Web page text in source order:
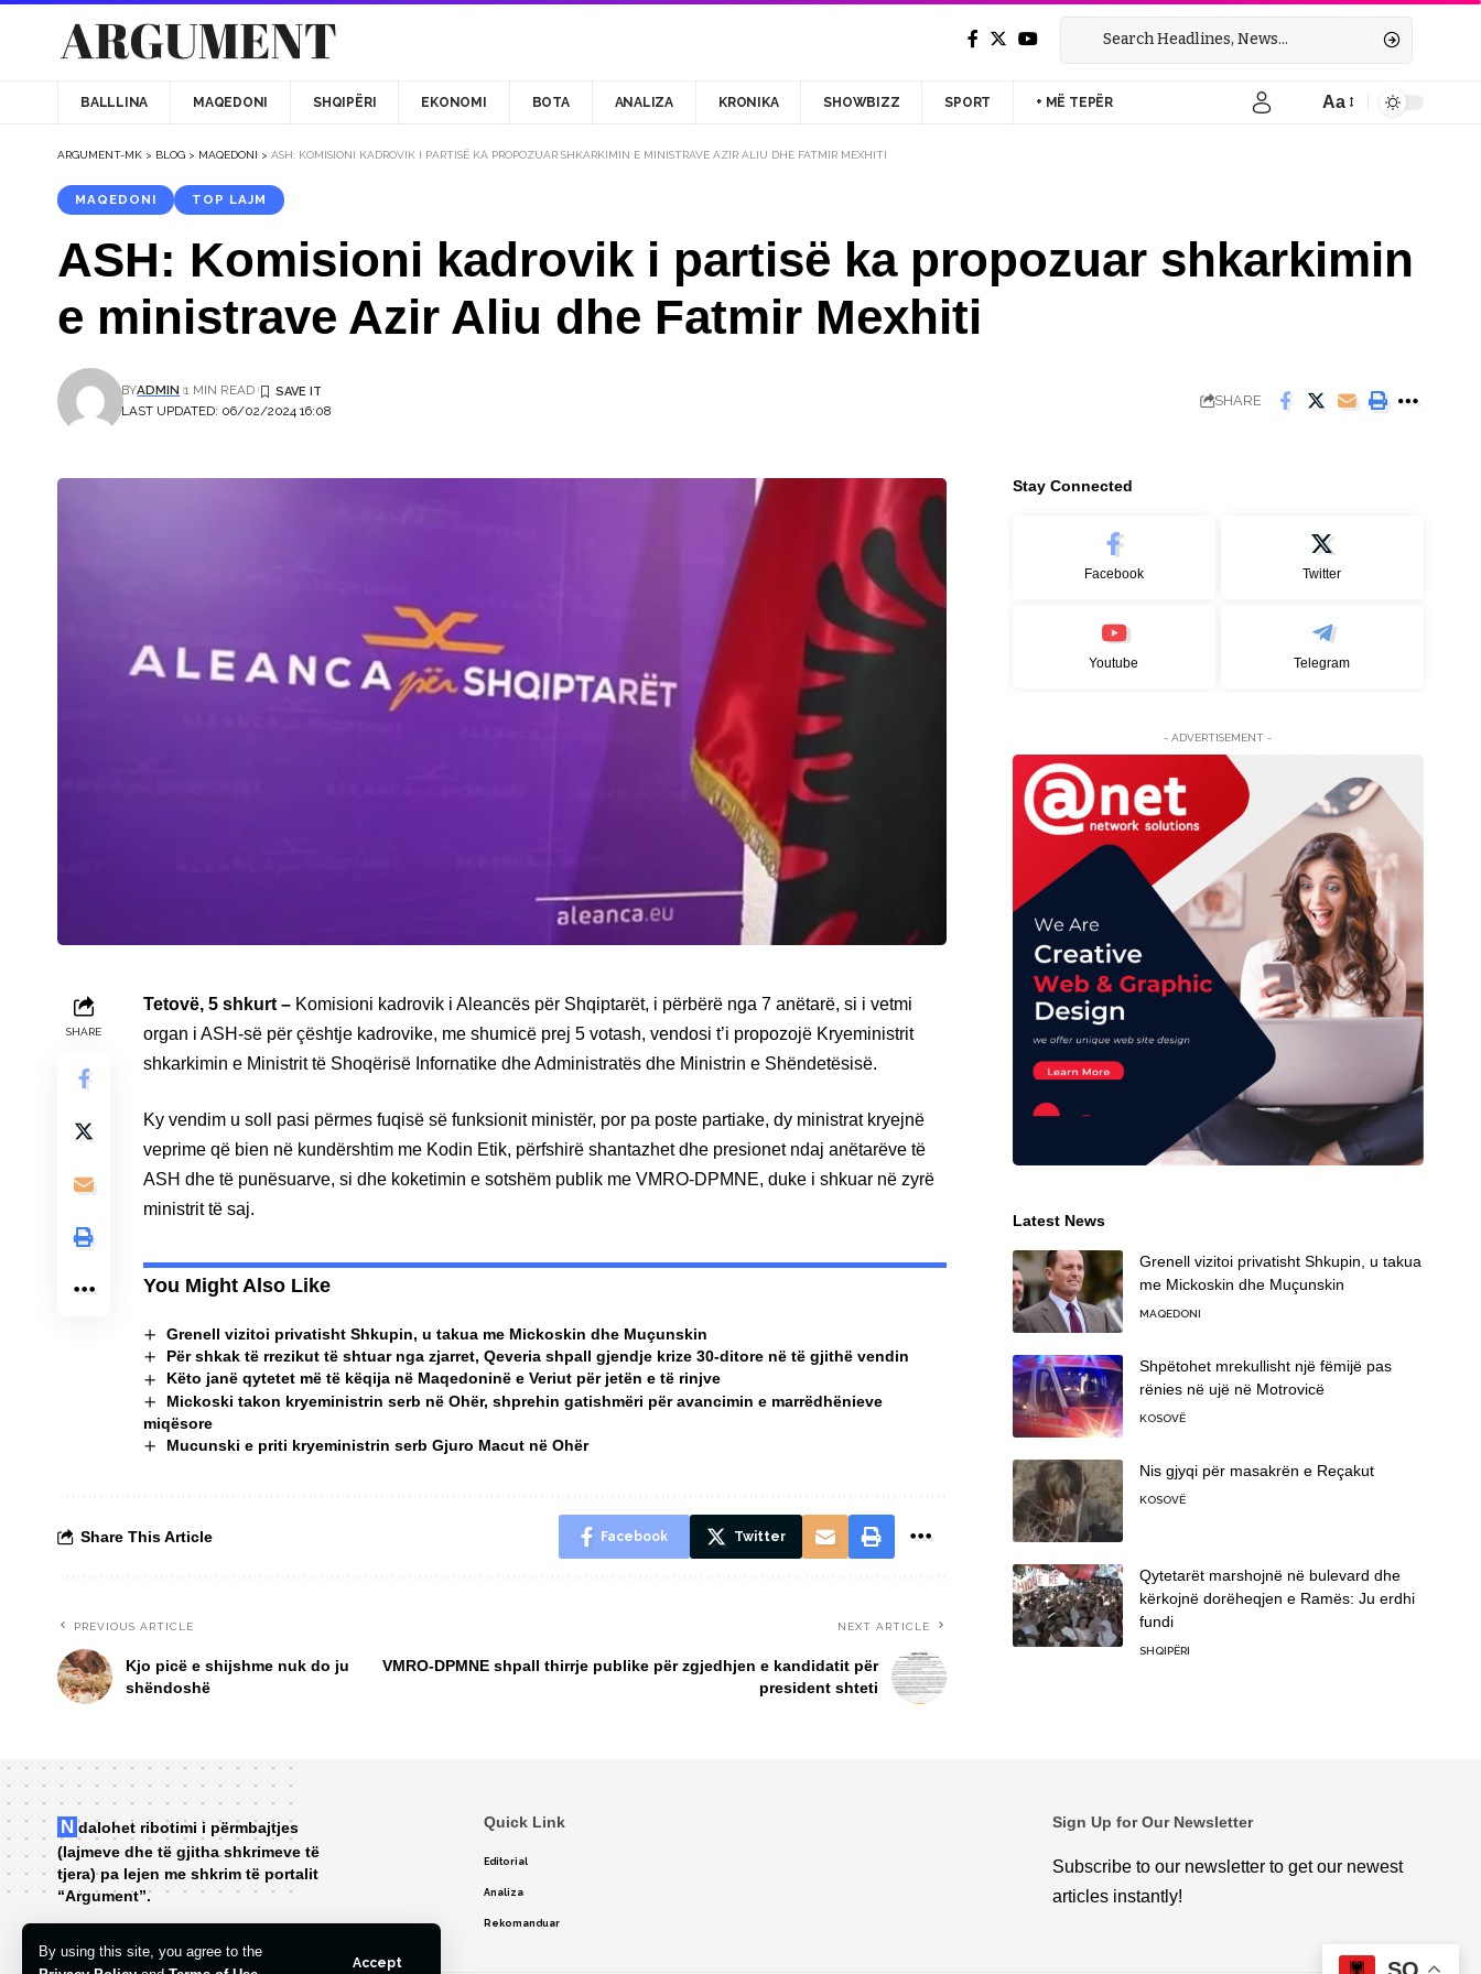
By using this site, you agree to the
Accept
BALLLINA MAQEDONI SHQIPËRI EKONOMI BOTA ANALIZA KRONIKA SHOWBIZZ SPORT + MË TEPËR Aa
ARGUMENT-MK > BLOG > MAQEDONI > ASH: KOMISIONI KADROVIK I PARTISË KA PROPOZUAR SHKARKIMIN E MINISTRAVE AZIR ALIU DHE FATMIR MEXHITI
MAQEDONI TOP LAJM
ASH: Komisioni kadrovik i partisë ka propozuar shkarkimin
e ministrave Azir Aliu dhe Fatmir Mexhiti
LAST UPDATED: 06/02/2024 16:08
BYADMIN 1 MIN READ
SHARE
SHARE
Tetovë, 5 shkurt – Komisioni kadrovik i Aleancës për Shqiptarët, i përbërë nga 7 anëtarë, si i vetmi
organ i ASH-së për çështje kadrovike, me shumicë prej 5 votash, vendosi t’i propozojë Kryeministrit
shkarkimin e Ministrit të Shoqërisë Infornatike dhe Administratës dhe Ministrin e Shëndetësisë.
Ky vendim u soll pasi përmes fuqisë së funksionit ministër, por pa poste partiake, dy ministrat kryejnë
veprime që bien në kundërshtim me Kodin Etik, përfshirë shantazhet dhe presionet ndaj anëtarëve të
ASH dhe të punësuarve, si dhe koketimin e sotshëm publik me VMRO-DPMNE, duke i shkuar në zyrë
ministrit të saj.
You Might Also Like
Grenell vizitoi privatisht Shkupin, u takua me Mickoskin dhe Muçunskin
Për shkak të rrezikut të shtuar nga zjarret, Qeveria shpall gjendje krize 30-ditore në të gjithë vendin
Këto janë qytetet më të këqija në Maqedoninë e Veriut për jetën e të rinjve
Mickoski takon kryeministrin serb në Ohër, shprehin gatishmëri për avancimin e marrëdhënieve
miqësore
Mucunski e priti kryeministrin serb Gjuro Macut në Ohër
Share This Article Facebook Twitter
PREVIOUS ARTICLE
Kjo picë e shijshme nuk do ju
shëndoshë
NEXT ARTICLE
VMRO-DPMNE shpall thirrje publike për zgjedhjen e kandidatit për
president shteti
Stay Connected
Facebook Twitter
Youtube Telegram
- ADVERTISEMENT -
Latest News
Grenell vizitoi privatisht Shkupin, u takua
me Mickoskin dhe Muçunskin
MAQEDONI
Shpëtohet mrekullisht një fëmijë pas
rënies në ujë në Motrovicë
KOSOVË
Nis gjyqi për masakrën e Reçakut
KOSOVË
Qytetarët marshojnë në bulevard dhe
kërkojnë dorëheqjen e Ramës: Ju erdhi
fundi
SHQIPËRI
Ndalohet ribotimi i përmbajtjes
(lajmeve dhe të gjitha shkrimeve të
tjera) pa lejen me shkrim të portalit
“Argument”.
Quick Link
Editorial
Analiza
Rekomanduar
Sign Up for Our Newsletter
Subscribe to our newsletter to get our newest
articles instantly!